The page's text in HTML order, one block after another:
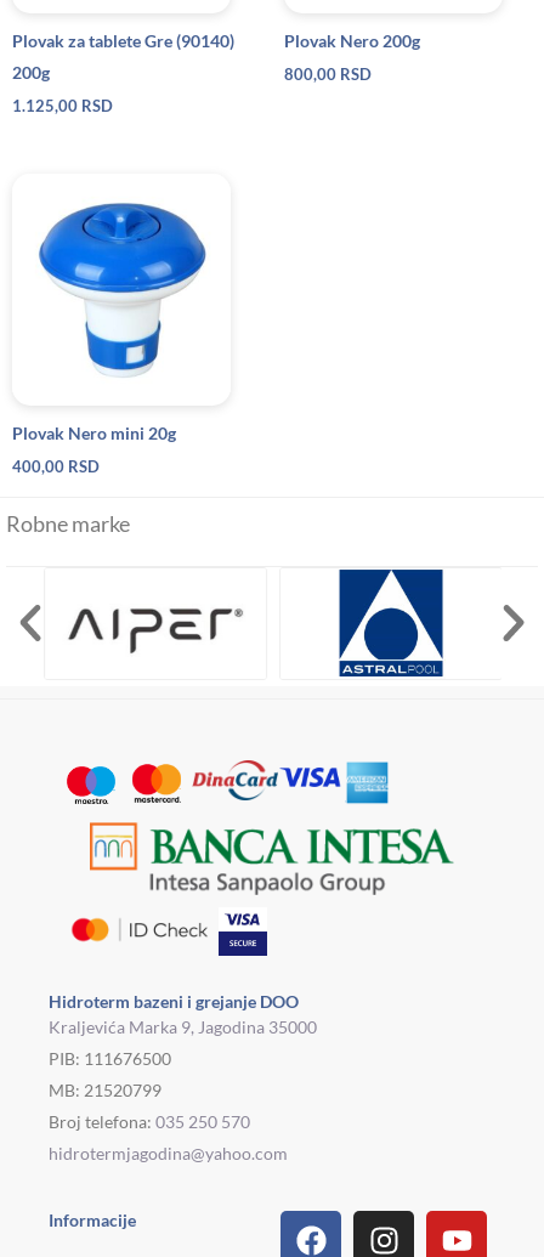
Plovak za tablete Gre (90140)
200g
1.125,00 RSD
Plovak Nero 200g
800,00 RSD
Plovak Nero mini 20g
400,00 RSD
Robne marke
Hidroterm bazeni i grejanje DOO
Kraljevića Marka 9, Jagodina 35000
PIB: 111676500
MB: 21520799
Broj telefona: 035 250 570
hidrotermjagodina@yahoo.com
Informacije FacebookInstagram
Linkedin
Viber
TiktokPinterest